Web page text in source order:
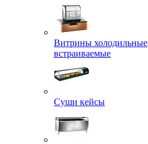
Витрины холодильные
встраиваемые
Суши кейсы